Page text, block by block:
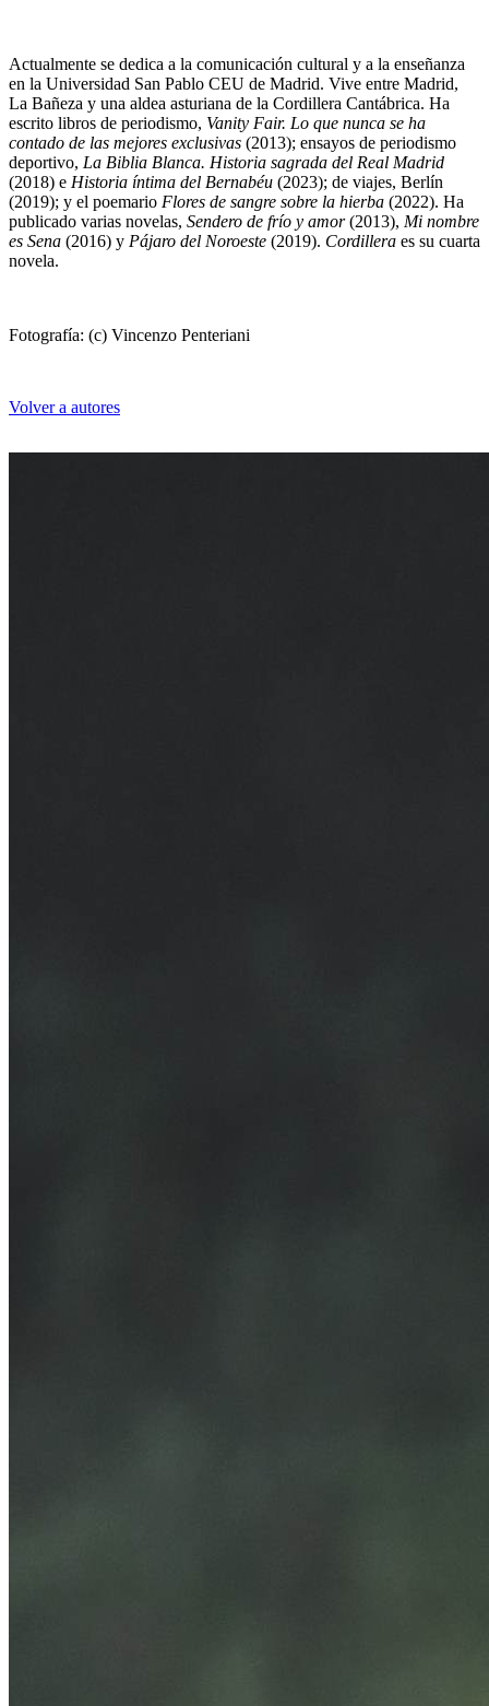
Actualmente se dedica a la comunicación cultural y a la enseñanza
en la Universidad San Pablo CEU de Madrid. Vive entre Madrid,
La Bañeza y una aldea asturiana de la Cordillera Cantábrica. Ha
escrito libros de periodismo, Vanity Fair. Lo que nunca se ha
contado de las mejores exclusivas (2013); ensayos de periodismo
deportivo, La Biblia Blanca. Historia sagrada del Real Madrid
(2018) e Historia íntima del Bernabéu (2023); de viajes, Berlín
(2019); y el poemario Flores de sangre sobre la hierba (2022). Ha
publicado varias novelas, Sendero de frío y amor(2013), Mi nombre
es Sena (2016) y Pájaro del Noroeste (2019). Cordillera es su cuarta
novela.
Fotografía: (c) Vincenzo Penteriani
Volver a autores